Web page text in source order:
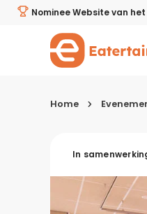
Kip fajita's bij Albert Heijn
Nominee Website van
Kies je
Ontbijt
Lunch
Home
In